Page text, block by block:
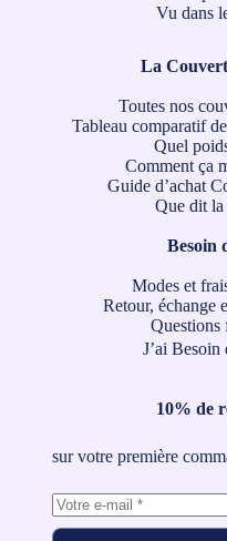
Vu dans
La
Toutes nos
Tableau comparatif
Quel
Comment ça
Guide d’achat
Que dit la
Besoin
Modes et
Retour, échange
Questions
J’ai
10% de
sur votre première